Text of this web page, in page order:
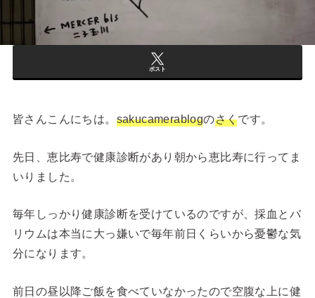
ポスト
皆さんこんにちは。 sakucamerablogのさくです。
先日、恵比寿で健康診断があり朝から恵比寿に行ってま
いりました。
毎年しっかり健康診断を受けているのですが、採血とバ
リウムは本当に大っ嫌いで毎年前日くらいから憂鬱な気
分になります。
前日の昼以降ご飯を食べていなかったので空腹な上に健